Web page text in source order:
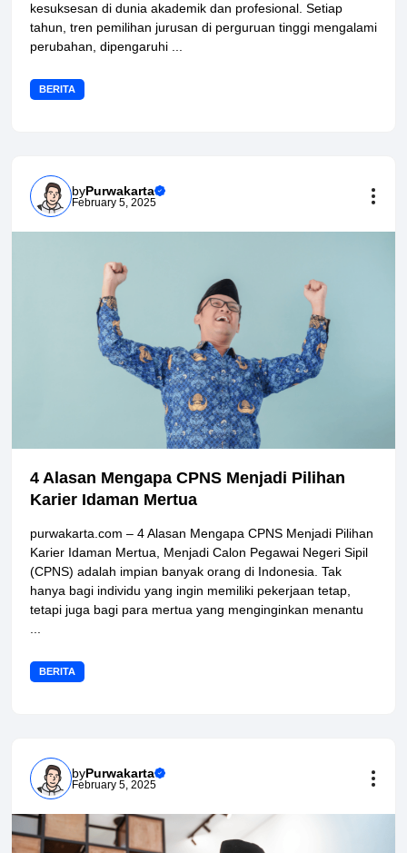
kesuksesan di dunia akademik dan profesional. Setiap
tahun, tren pemilihan jurusan di perguruan tinggi mengalami
perubahan, dipengaruhi ...
BERITA
byPurwakarta
February 5, 2025
4 Alasan Mengapa CPNS Menjadi Pilihan
Karier Idaman Mertua
purwakarta.com – 4 Alasan Mengapa CPNS Menjadi Pilihan
Karier Idaman Mertua, Menjadi Calon Pegawai Negeri Sipil
(CPNS) adalah impian banyak orang di Indonesia. Tak
hanya bagi individu yang ingin memiliki pekerjaan tetap,
tetapi juga bagi para mertua yang menginginkan menantu
BERITA
byPurwakarta
February 5, 2025